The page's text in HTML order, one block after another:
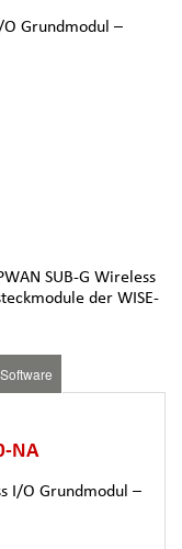
O Grundmodul –
SUB-G Wireless
der WISE-
Software
NA
I/O Grundmodul –